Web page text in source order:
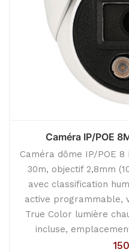
Caméra IP/POE
Caméra dôme IP/POE
30m, objectif 2,8mm
avec classification
active programmable,
True Color lumière
incluse,